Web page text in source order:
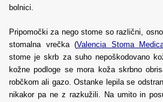
bolnici.
Pripomočki za nego stome so različni,
stomalna vrečka (Valencia Stoma
stome je skrb za suho nepoškodovano
kožne podloge se mora koža skrbno
robčkom ali gazo. Ostanke lepila se
nikakor pa ne z razkužili. Na umito in